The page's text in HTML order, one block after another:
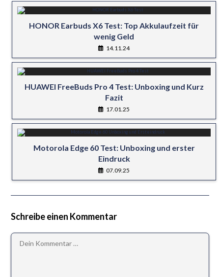
HONOR Earbuds X6 Test: Top Akkulaufzeit für
wenig Geld
14.11.24
HUAWEI FreeBuds Pro 4 Test: Unboxing und Kurz
Fazit
17.01.25
Motorola Edge 60 Test: Unboxing und erster
Eindruck
07.09.25
Schreibe einen Kommentar